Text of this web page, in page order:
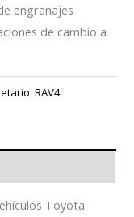
engranajes
de cambio a
,RAV4
Toyota